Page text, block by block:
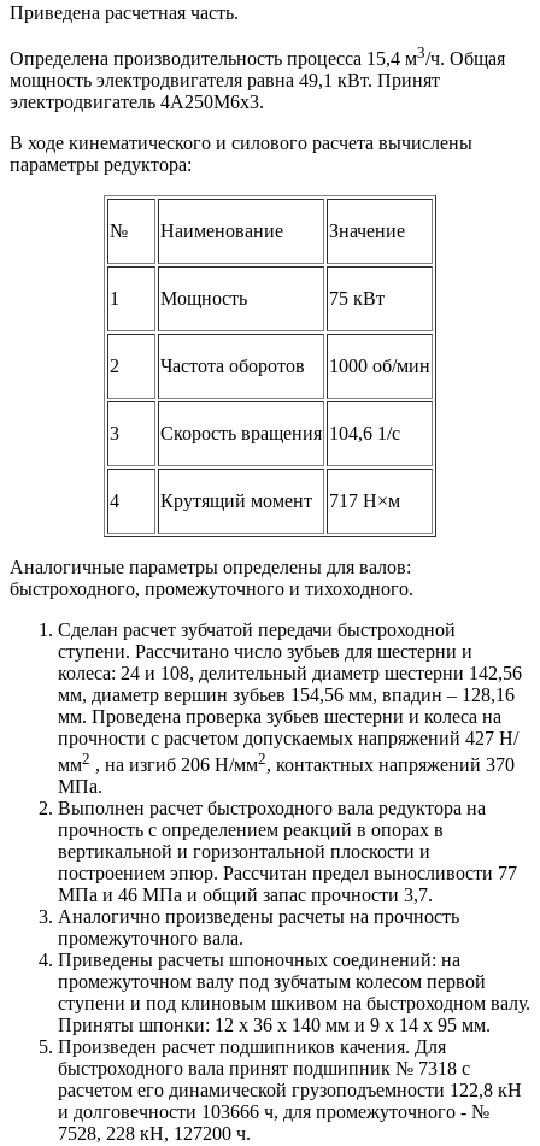
Приведена расчетная часть.
Определена производительность процесса 15,4 м3/ч. Общая
мощность электродвигателя равна 49,1 кВт. Принят
электродвигатель 4А250М6x3.
В ходе кинематического и силового расчета вычислены
параметры редуктора:
№ Наименование Значение
1 Мощность 75 кВт
2 Частота оборотов 1000 об/мин
3 Скорость вращения 104,6 1/с
4 Крутящий момент 717 Н×м
Аналогичные параметры определены для валов:
быстроходного, промежуточного и тихоходного.
Сделан расчет зубчатой передачи быстроходной
ступени. Рассчитано число зубьев для шестерни и
колеса: 24 и 108, делительный диаметр шестерни 142,56
мм, диаметр вершин зубьев 154,56 мм, впадин – 128,16
мм. Проведена проверка зубьев шестерни и колеса на
прочности с расчетом допускаемых напряжений 427 Н/
мм2 , на изгиб 206 Н/мм2, контактных напряжений 370
МПа.
Выполнен расчет быстроходного вала редуктора на
прочность с определением реакций в опорах в
вертикальной и горизонтальной плоскости и
построением эпюр. Рассчитан предел выносливости 77
МПа и 46 МПа и общий запас прочности 3,7.
Аналогично произведены расчеты на прочность
промежуточного вала.
Приведены расчеты шпоночных соединений: на
промежуточном валу под зубчатым колесом первой
ступени и под клиновым шкивом на быстроходном валу.
Приняты шпонки: 12 х 36 х 140 мм и 9 х 14 х 95 мм.
Произведен расчет подшипников качения. Для
быстроходного вала принят подшипник № 7318 с
расчетом его динамической грузоподъемности 122,8 кН
и долговечности 103666 ч, для промежуточного - №
7528, 228 кН, 127200 ч.